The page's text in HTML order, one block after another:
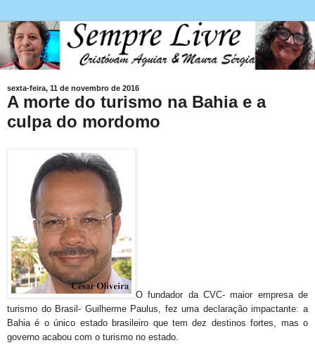
sexta-feira, 11 de novembro de 2016
A morte do turismo na Bahia e a
culpa do mordomo
O fundador da CVC- maior empresa de
turismo do Brasil- Guilherme Paulus, fez uma declaração impactante: a
Bahia é o único estado brasileiro que tem dez destinos fortes, mas o
governo acabou com o turismo no estado.